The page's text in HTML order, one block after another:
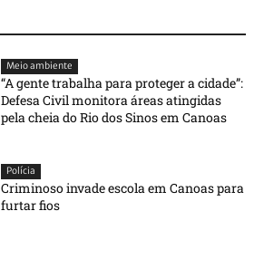
Meio ambiente
“A gente trabalha para proteger a cidade”:
Defesa Civil monitora áreas atingidas
pela cheia do Rio dos Sinos em Canoas
Polícia
Criminoso invade escola em Canoas para
furtar fios